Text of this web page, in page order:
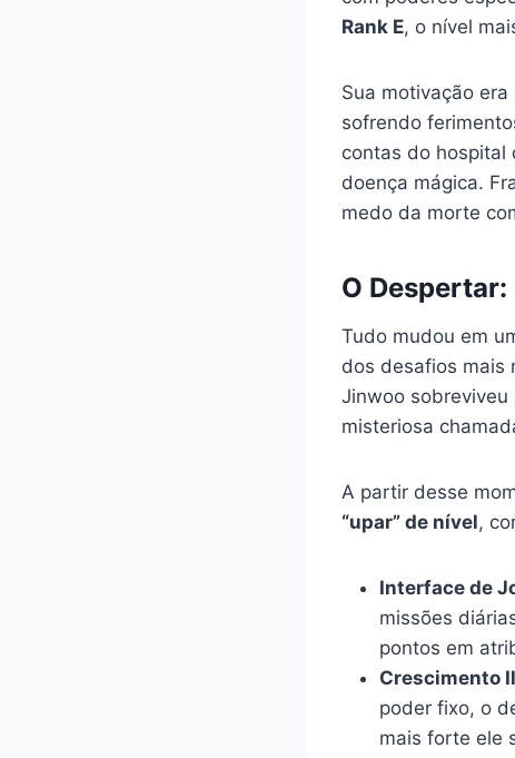
Rank E, o nível
Sua motivação
sofrendo
contas do hospital
doença mágica.
medo da morte
O Despertar:
Tudo mudou em
dos desafios mais
Jinwoo sobreviveu
misteriosa
A partir desse
“upar” de nível,
Interface de
missões
pontos em
Crescimento
poder fixo, o
mais forte ele